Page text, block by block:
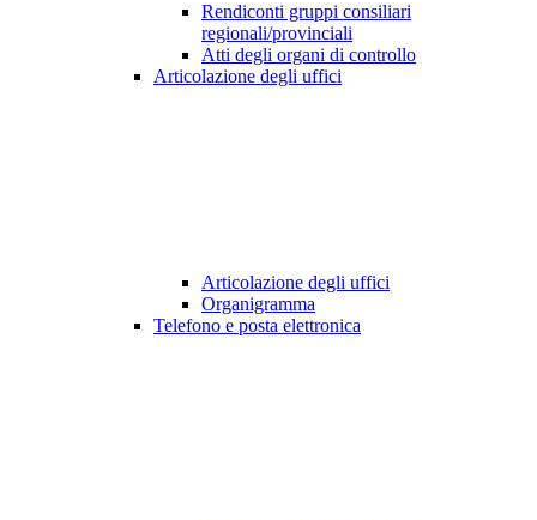
Rendiconti gruppi consiliari
regionali/provinciali
Atti degli organi di controllo
Articolazione degli uffici
Articolazione degli uffici
Organigramma
Telefono e posta elettronica